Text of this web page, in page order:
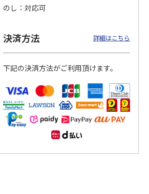
日付印 Lサイズ
4,950円
(送料別・税込)
605,000円
(送料・税込)
のし
対応可
決済方法 詳細はこちら
下記の決済方法がご利用頂けます。